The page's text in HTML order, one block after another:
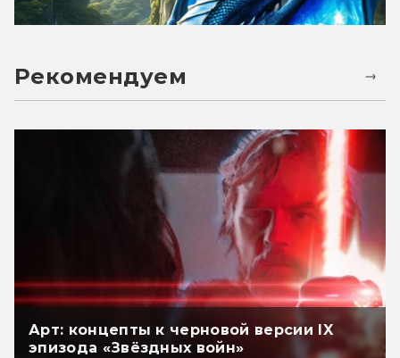
Рекомендуем
Арт: концепты к черновой версии IX
эпизода «Звёздных войн»